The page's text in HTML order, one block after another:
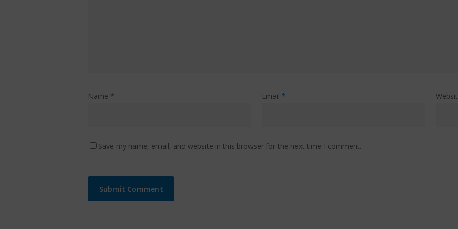
Name * Email *
Save my name, email, and website in this browser for the next time I comment.